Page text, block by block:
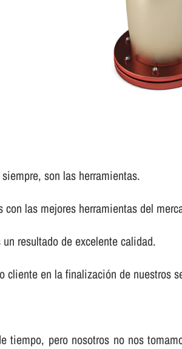
son las herramientas.
las mejores herramientas del
resultado de excelente calidad.
cliente en la finalización de nuestros
pero nosotros no nos